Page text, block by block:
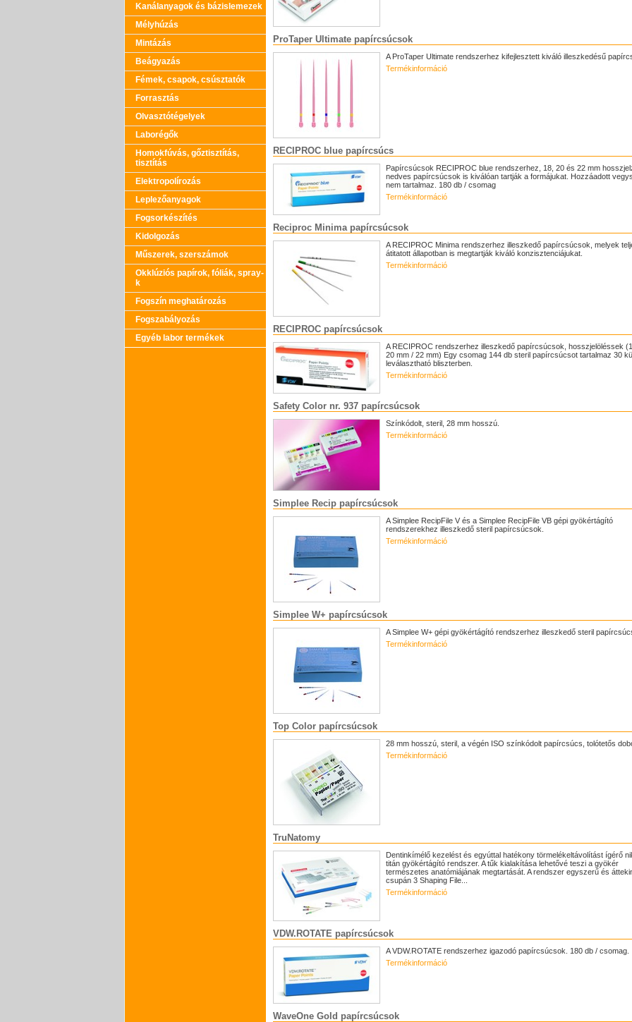
Kanálanyagok és bázislemezek
Mélyhúzás
Mintázás
Beágyazás
Fémek, csapok, csúsztatók
Forrasztás
Olvasztótégelyek
Laborégők
Homokfúvás, gőztisztítás,
tisztítás
Elektropolírozás
Leplezőanyagok
Fogsorkészítés
Kidolgozás
Műszerek, szerszámok
Okklúziós papírok, fóliák, spray-
k
Fogszín meghatározás
Fogszabályozás
Egyéb labor termékek
ProTaper Ultimate papírcsúcsok
A ProTaper Ultimate rendszerhez kifejlesztett kiváló illeszkedésű
Termékinformáció
RECIPROC blue papírcsúcs
Papírcsúcsok RECIPROC blue rendszerhez, 18, 20 és 22 mm
nedves papírcsúcsok is kiválóan tartják a formájukat. Hozzáadott
nem tartalmaz. 180 db / csomag
Termékinformáció
Reciproc Minima papírcsúcsok
A RECIPROC Minima rendszerhez illeszkedő papírcsúcsok, melyek
átitatott állapotban is megtartják kiváló konzisztenciájukat.
Termékinformáció
RECIPROC papírcsúcsok
A RECIPROC rendszerhez illeszkedő papírcsúcsok, hosszjelöléssek
20 mm / 22 mm) Egy csomag 144 db steril papírcsúcsot tartalmaz 30
leválasztható bliszterben.
Termékinformáció
Safety Color nr. 937 papírcsúcsok
Színkódolt, steril, 28 mm hosszú.
Termékinformáció
Simplee Recip papírcsúcsok
A Simplee RecipFile V és a Simplee RecipFile VB gépi gyökértágító
rendszerekhez illeszkedő steril papírcsúcsok.
Termékinformáció
Simplee W+ papírcsúcsok
A Simplee W+ gépi gyökértágító rendszerhez illeszkedő steril
Termékinformáció
Top Color papírcsúcsok
28 mm hosszú, steril, a végén ISO színkódolt papírcsúcs, tolótetős
Termékinformáció
TruNatomy
Dentinkímélő kezelést és egyúttal hatékony törmelékeltávolítást ígérő
titán gyökértágító rendszer. A tűk kialakítása lehetővé teszi a gyökér
természetes anatómiájának megtartását. A rendszer egyszerű és
csupán 3 Shaping File...
Termékinformáció
VDW.ROTATE papírcsúcsok
A VDW.ROTATE rendszerhez igazodó papírcsúcsok. 180 db / csomag.
Termékinformáció
WaveOne Gold papírcsúcsok